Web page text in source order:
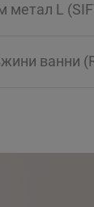
метал L
ванни